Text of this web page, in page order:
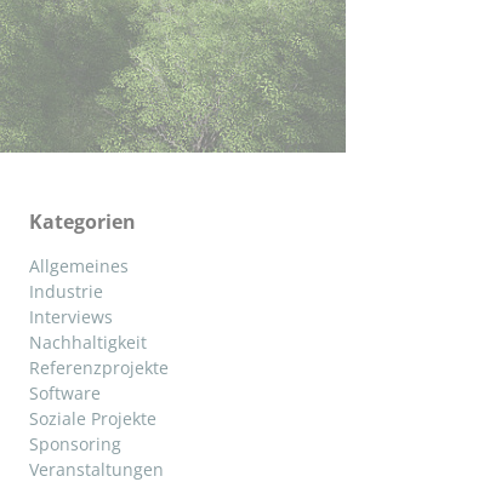
Kategorien
Allgemeines
Industrie
Interviews
Nachhaltigkeit
Referenzprojekte
Software
Soziale Projekte
Sponsoring
Veranstaltungen